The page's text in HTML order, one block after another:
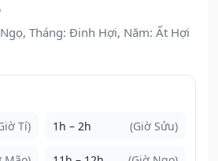
Tháng: Đinh Hợi, Năm: Ất Hợi
Tí) 1h – 2h (Giờ Sửu)